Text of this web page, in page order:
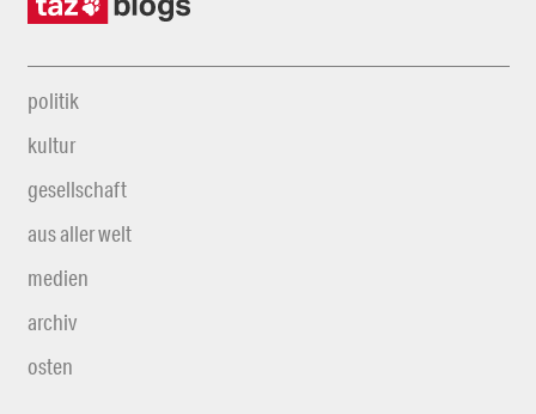
politik
kultur
gesellschaft
aus aller welt
medien
archiv
osten